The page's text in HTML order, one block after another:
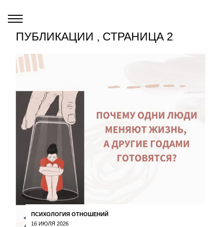
ПУБЛИКАЦИИ , СТРАНИЦА 2
ПСИХОЛОГИЯ ОТНОШЕНИЙ
16 ИЮЛЯ 2026